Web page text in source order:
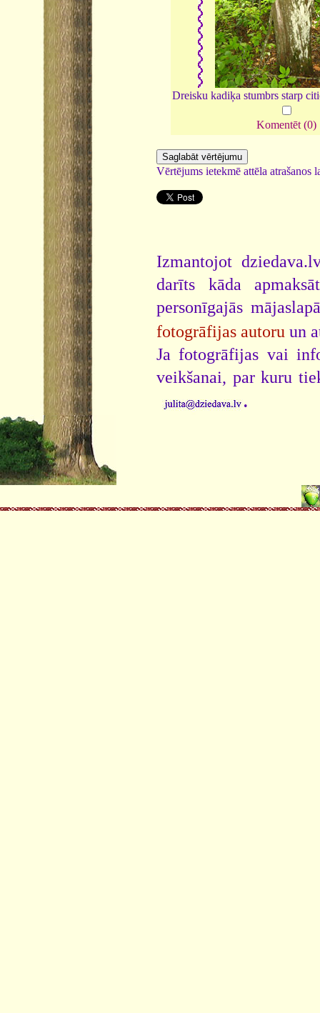
Dreisku kadiķa stumbrs starp
Komentēt (0)
Vērtējums ietekmē attēla atrašanos
Izmantojot
darīts kāda
personīgajās
fotogrāfijas autoru un
Ja fotogrāfijas vai
veikšanai, par kuru
.